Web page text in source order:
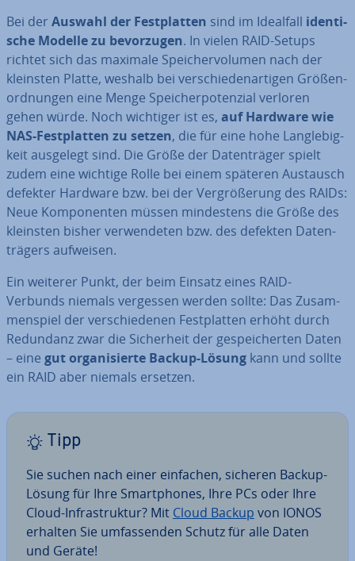
Bei der Auswahl der Fest­plat­ten sind im Idealfall iden­ti­
sche Modelle zu be­vor­zu­gen. In vielen RAID-Setups
richtet sich das maximale Spei­cher­vo­lu­men nach der
kleinsten Platte, weshalb bei ver­schie­den­ar­ti­gen Grö­ßen­
ord­nun­gen eine Menge Spei­cher­po­ten­zi­al verloren
gehen würde. Noch wichtiger ist es, auf Hardware wie
NAS-Fest­plat­ten zu setzen, die für eine hohe Lang­le­big­
keit ausgelegt sind. Die Größe der Da­ten­trä­ger spielt
zudem eine wichtige Rolle bei einem späteren Austausch
defekter Hardware bzw. bei der Ver­grö­ße­rung des RAIDs:
Neue Kom­po­nen­ten müssen min­des­tens die Größe des
kleinsten bisher ver­wen­de­ten bzw. des defekten Da­ten­
trä­gers aufweisen.
Ein weiterer Punkt, der beim Einsatz eines RAID-
Verbunds niemals vergessen werden sollte: Das Zu­sam­
men­spiel der ver­schie­de­nen Fest­plat­ten erhöht durch
Redundanz zwar die Si­cher­heit der ge­spei­cher­ten Daten
– eine gut or­ga­ni­sier­te Backup-Lösung kann und sollte
ein RAID aber niemals ersetzen.
Tipp
Sie suchen nach einer einfachen, sicheren Backup-
Lösung für Ihre Smart­phones, Ihre PCs oder Ihre
Cloud-In­fra­struk­tur? Mit Cloud Backup von IONOS
erhalten Sie um­fas­sen­den Schutz für alle Daten
und Geräte!